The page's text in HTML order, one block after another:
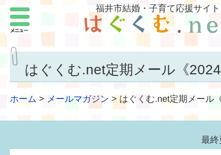
福井市結婚・子育て応援サイト
はぐくむ.net定期メール《
ホーム > メールマガジン > はぐくむ.net定期メール
最終
メニュー
結婚したい
子どもがほしい